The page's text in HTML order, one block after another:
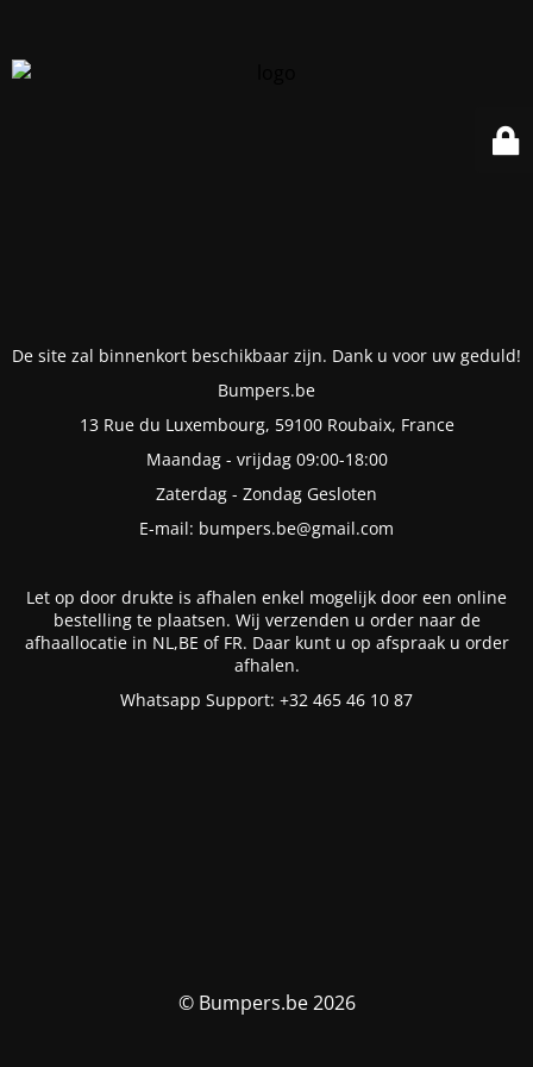
De site zal binnenkort beschikbaar zijn. Dank u voor uw geduld!
Bumpers.be
13 Rue du Luxembourg, 59100 Roubaix, France
Maandag - vrijdag 09:00-18:00
Zaterdag - Zondag Gesloten
E-mail: bumpers.be@gmail.com
Let op door drukte is afhalen enkel mogelijk door een online
bestelling te plaatsen. Wij verzenden u order naar de
afhaallocatie in NL,BE of FR. Daar kunt u op afspraak u order
afhalen.
Whatsapp Support: +32 465 46 10 87
© Bumpers.be 2026